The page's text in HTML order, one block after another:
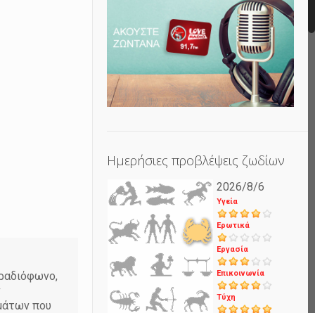
που
Ημερήσιες προβλέψεις ζωδίων
2026/8/6
Υγεία
Ερωτικά
Εργασία
Επικοινωνία
Τύχη